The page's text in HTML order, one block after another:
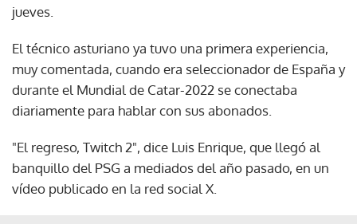
jueves.
El técnico asturiano ya tuvo una primera experiencia,
muy comentada, cuando era seleccionador de España y
durante el Mundial de Catar-2022 se conectaba
diariamente para hablar con sus abonados.
"El regreso, Twitch 2", dice Luis Enrique, que llegó al
banquillo del PSG a mediados del año pasado, en un
vídeo publicado en la red social X.